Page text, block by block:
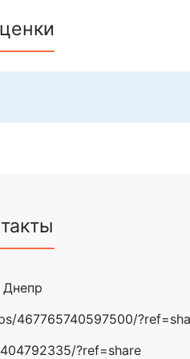
Днепр
467765740597500/
?ref=share